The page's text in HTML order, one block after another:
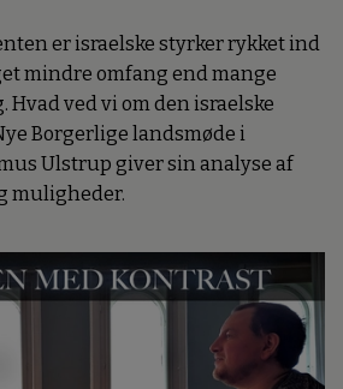
er israelske styrker rykket ind
mindre omfang end mange
ved vi om den israelske
Borgerlige landsmøde i
Ulstrup giver sin analyse af
muligheder.